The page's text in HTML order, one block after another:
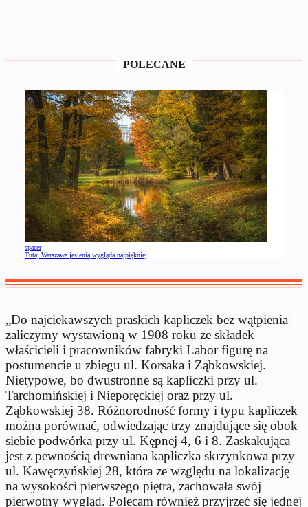
POLECANE
spacer
Tutaj Warszawa jesienią wygląda najpiękniej
„Do najciekawszych praskich kapliczek bez wątpienia
zaliczymy wystawioną w 1908 roku ze składek
właścicieli i pracowników fabryki Labor figurę na
postumencie u zbiegu ul. Korsaka i Ząbkowskiej.
Nietypowe, bo dwustronne są kapliczki przy ul.
Tarchomińskiej i Nieporęckiej oraz przy ul.
Ząbkowskiej 38. Różnorodność formy i typu kapliczek
można porównać, odwiedzając trzy znajdujące się obok
siebie podwórka przy ul. Kępnej 4, 6 i 8. Zaskakująca
jest z pewnością drewniana kapliczka skrzynkowa przy
ul. Kawęczyńskiej 28, która ze względu na lokalizację
na wysokości pierwszego piętra, zachowała swój
pierwotny wygląd. Polecam również przyjrzeć się jednej